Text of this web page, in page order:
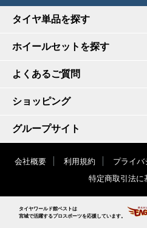
タイヤ単品を探す
ホイールセットを探す
よくあるご質問
ショッピング
グループサイト
会社概要 利用規約 プライバ
特定商取引法に
タイヤワールド館ベストは
宮城で活躍するプロスポーツを応援しています。